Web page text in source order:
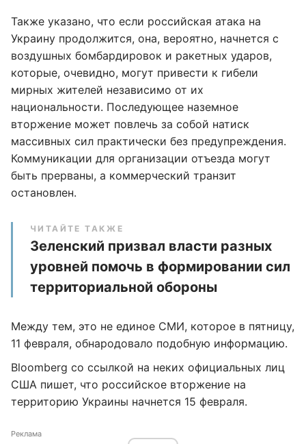
Также указано, что если российская атака на
Украину продолжится, она, вероятно, начнется с
воздушных бомбардировок и ракетных ударов,
которые, очевидно, могут привести к гибели
мирных жителей независимо от их
национальности. Последующее наземное
вторжение может повлечь за собой натиск
массивных сил практически без предупреждения.
Коммуникации для организации отъезда могут
быть прерваны, а коммерческий транзит
остановлен.
ЧИТАЙТЕ ТАКЖЕ
Зеленский призвал власти разных
уровней помочь в формировании сил
территориальной обороны
Между тем, это не единое СМИ, которое в пятницу,
11 февраля, обнародовало подобную информацию.
Bloomberg со ссылкой на неких официальных лиц
США пишет, что российское вторжение на
территорию Украины начнется 15 февраля.
Реклама